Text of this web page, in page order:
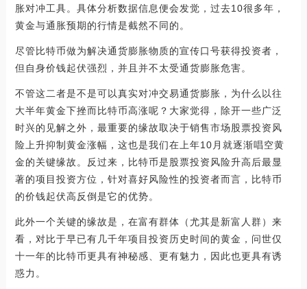
胀对冲工具。具体分析数据信息便会发觉，过去10很多年，
黄金与通胀预期的行情是截然不同的。
尽管比特币做为解决通货膨胀物质的宣传口号获得投资者，
但自身价钱起伏强烈，并且并不太受通货膨胀危害。
不管这二者是不是可以真实对冲交易通货膨胀，为什么以往
大半年黄金下挫而比特币高涨呢？大家觉得，除开一些广泛
时兴的见解之外，最重要的缘故取决于销售市场股票投资风
险上升抑制黄金涨幅，这也是我们在上年10月就逐渐唱空黄
金的关键缘故。反过来，比特币是股票投资风险升高后最显
著的项目投资方位，针对喜好风险性的投资者而言，比特币
的价钱起伏高反倒是它的优势。
此外一个关键的缘故是，在富有群体（尤其是新富人群）来
看，对比于早已有几千年项目投资历史时间的黄金，问世仅
十一年的比特币更具有神秘感、更有魅力，因此也更具有诱
惑力。